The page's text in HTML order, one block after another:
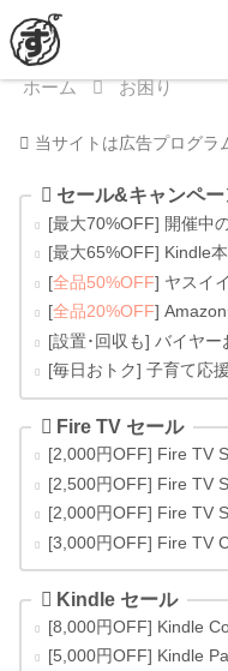
ホーム お困り
当サイトは広告プログラ
セール&キャンペー
[最大70%OFF] 開催中
[最大65%OFF] Kindle
[全品50%OFF] ヤスイ
[全品20%OFF]
[設置･回収も] バイヤ
[毎日おトク] 子育て応
Fire TV セール
[2,000円OFF] Fire TV
[2,500円OFF] Fire TV
[2,000円OFF] Fire TV
[3,000円OFF] Fire TV
Kindle セール
[8,000円OFF] Kindle
[5,000円OFF] Kindle